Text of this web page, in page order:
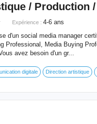
/ Production
Expérience : 4-6 ans
d'un social media manager
Professional, Media Buying
avez besoin d'un gr...
digitale Direction artistique